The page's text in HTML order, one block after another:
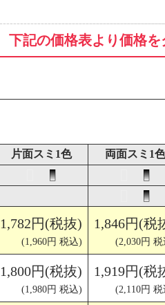
下記の価格表より価格
片面スミ1色
両面スミ1色
1,782円(税抜)
(1,960円 税込)
1,846円(税
(2,030円
1,800円(税抜)
(1,980円 税込)
1,919円(税
(2,110円